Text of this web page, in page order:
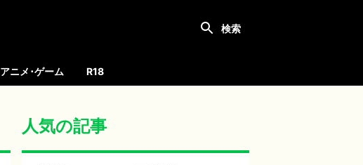
アニメ･ゲーム R18
人気の記事